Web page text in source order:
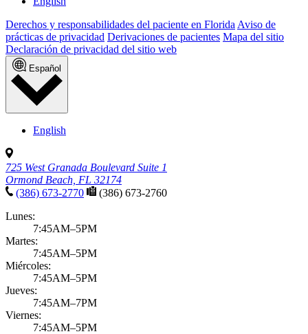
Derechos y responsabilidades del paciente en Florida Aviso de
prácticas de privacidad Derivaciones de pacientes Mapa del sitio
Declaración de privacidad del sitio web
Español
English
725 West Granada Boulevard Suite 1
Ormond Beach, FL 32174
(386) 673-2770
(386) 673-2760
Lunes:
7:45AM–5PM
Martes:
7:45AM–5PM
Miércoles:
7:45AM–5PM
Jueves:
7:45AM–7PM
Viernes:
7:45AM–5PM